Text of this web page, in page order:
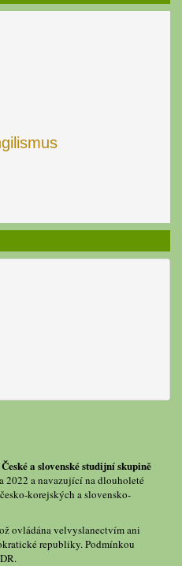
České a slovenské studijní skupině
2022 a navazující na dlouholeté
korejských a slovensko-
ovládána velvyslanectvím ani
republiky. Podmínkou